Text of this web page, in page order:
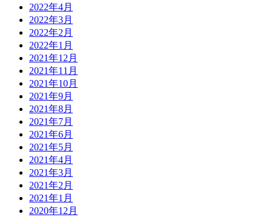
2022年4月
2022年3月
2022年2月
2022年1月
2021年12月
2021年11月
2021年10月
2021年9月
2021年8月
2021年7月
2021年6月
2021年5月
2021年4月
2021年3月
2021年2月
2021年1月
2020年12月